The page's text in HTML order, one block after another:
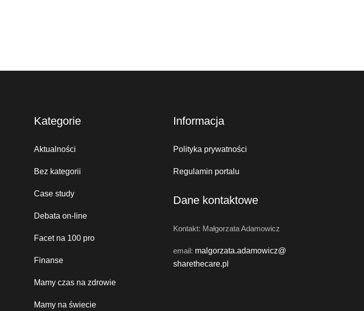
Kategorie
Aktualności
Bez kategorii
Case study
Debata on-line
Facet na 100 pro
Finanse
Mamy czas na zdrowie
Mamy na świecie
Informacja
Polityka prywatności
Regulamin portalu
Dane kontaktowe
Kontakt: Małgorzata Adamowicz
email: malgorzata.adamowicz@
sharethecare.pl